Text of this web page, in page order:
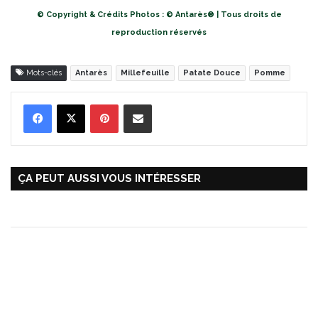
© Copyright & Crédits Photos : © Antarès® | Tous droits de
reproduction réservés
Mots-clés Antarès Millefeuille Patate Douce Pomme
ÇA PEUT AUSSI VOUS INTÉRESSER